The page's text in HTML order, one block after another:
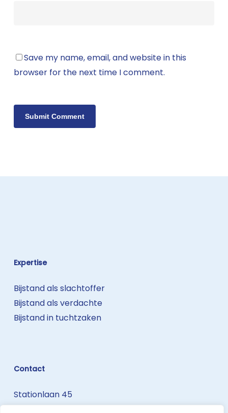
Save my name, email, and website in this
browser for the next time I comment.
Expertise
Bijstand als slachtoffer
Bijstand als verdachte
Bijstand in tuchtzaken
Contact
Stationlaan 45